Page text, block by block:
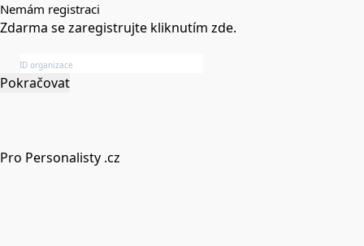
Nemám registraci
Zdarma se zaregistrujte kliknutím zde.
Pokračovat
Pro Personalisty .cz